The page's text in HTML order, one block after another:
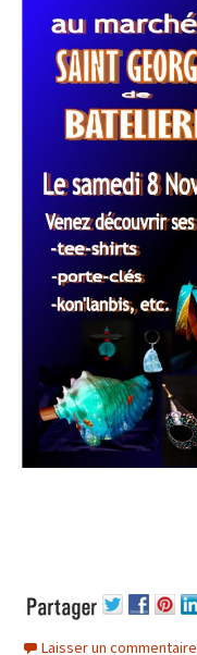
Laisser un commentaire